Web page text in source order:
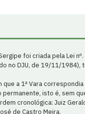
foi criada pela Lei
no DJU, de 19/11/1984),
a 1ª Vara
isto é, sem
cronológica: Juiz
de Castro Meira.